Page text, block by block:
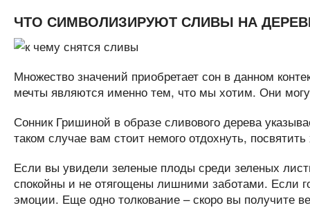
ЧТО СИМВОЛИЗИРУЮТ СЛИВЫ НА
Множество значений приобретает сон в данном
мечты являются именно тем, что мы хотим. Они
Сонник Гришиной в образе сливового дерева
таком случае вам стоит немого отдохнуть,
Если вы увидели зеленые плоды среди зеленых
спокойны и не отягощены лишними заботами. Если
эмоции. Еще одно толкование – скоро вы получите